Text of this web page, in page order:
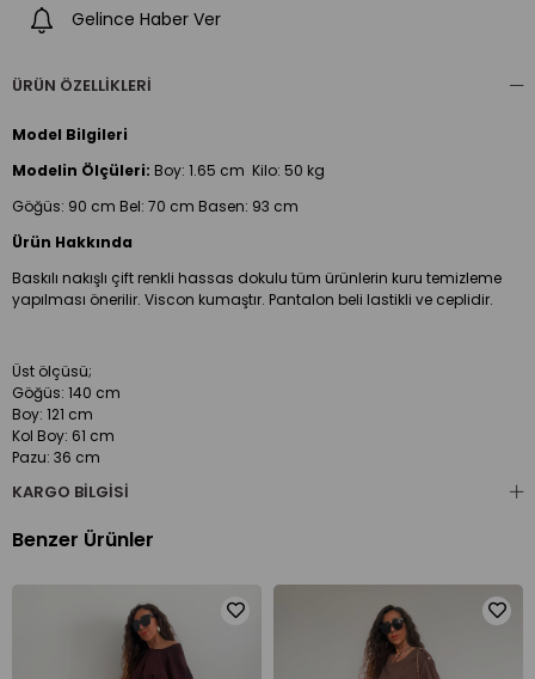
Gelince Haber Ver
ÜRÜN ÖZELLIKLERI
Model Bilgileri
Modelin Ölçüleri: Boy: 1.65 cm Kilo: 50 kg
Göğüs: 90 cm Bel: 70 cm Basen: 93 cm
Ürün Hakkında
Baskılı nakışlı çift renkli hassas dokulu tüm ürünlerin kuru temizleme
yapılması önerilir. Viscon kumaştır. Pantalon beli lastikli ve ceplidir.
Üst ölçüsü;
Göğüs: 140 cm
Boy: 121 cm
Kol Boy: 61 cm
Pazu: 36 cm
Pantalon ölçüsü;
Basen: 140 cm
KARGO BILGISI
Benzer Ürünler